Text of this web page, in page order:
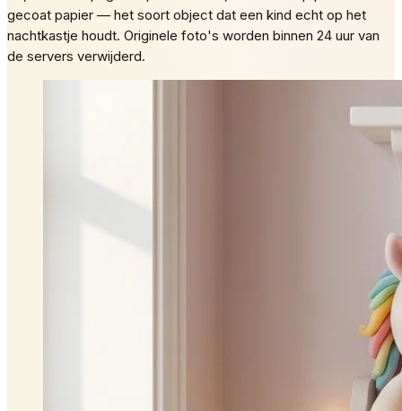
gecoat papier — het soort object dat een kind echt op het
nachtkastje houdt. Originele foto's worden binnen 24 uur van
de servers verwijderd.